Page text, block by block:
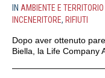
IN AMBIENTE E TERRITORIO
INCENERITORE, RIFIUTI
Dopo aver ottenuto
Biella, la Life Company